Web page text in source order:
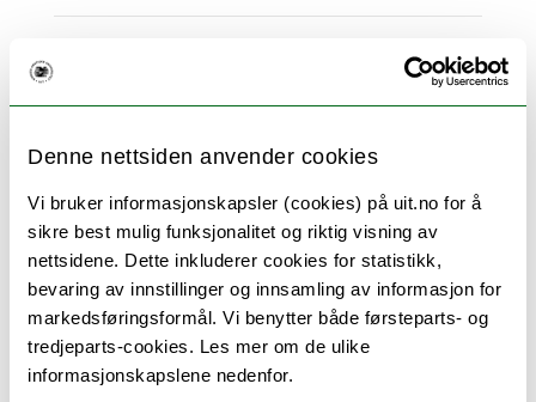
Denne nettsiden anvender cookies
Vi bruker informasjonskapsler (cookies) på uit.no for å
sikre best mulig funksjonalitet og riktig visning av
nettsidene. Dette inkluderer cookies for statistikk,
bevaring av innstillinger og innsamling av informasjon for
markedsføringsformål. Vi benytter både førsteparts- og
tredjeparts-cookies. Les mer om de ulike
informasjonskapslene nedenfor.
Referat og meldinger
PHD-U 4/19:
Kvalitetssikringsrapport 2018 - ph.d.-
program i humaniora og
samfunnsvitenskap